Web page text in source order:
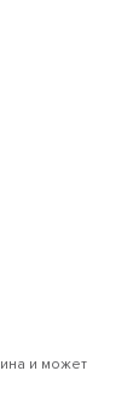
и может